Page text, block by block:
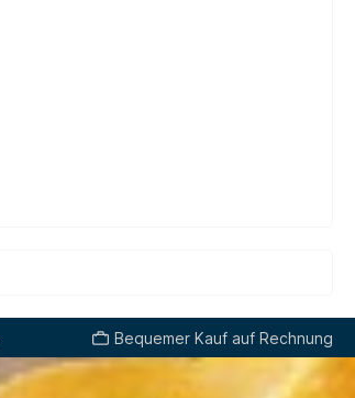
Bequemer Kauf auf Rechnung